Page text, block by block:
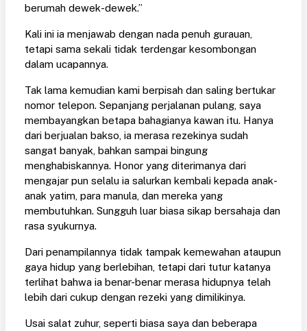
berumah dewek-dewek.”
Kali ini ia menjawab dengan nada penuh gurauan,
tetapi sama sekali tidak terdengar kesombongan
dalam ucapannya.
Tak lama kemudian kami berpisah dan saling bertukar
nomor telepon. Sepanjang perjalanan pulang, saya
membayangkan betapa bahagianya kawan itu. Hanya
dari berjualan bakso, ia merasa rezekinya sudah
sangat banyak, bahkan sampai bingung
menghabiskannya. Honor yang diterimanya dari
mengajar pun selalu ia salurkan kembali kepada anak-
anak yatim, para manula, dan mereka yang
membutuhkan. Sungguh luar biasa sikap bersahaja dan
rasa syukurnya.
Dari penampilannya tidak tampak kemewahan ataupun
gaya hidup yang berlebihan, tetapi dari tutur katanya
terlihat bahwa ia benar-benar merasa hidupnya telah
lebih dari cukup dengan rezeki yang dimilikinya.
Usai salat zuhur, seperti biasa saya dan beberapa